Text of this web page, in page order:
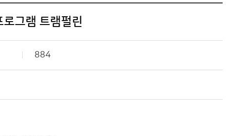
그램 트램펄린
884